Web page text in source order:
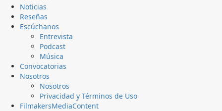
Noticias
Reseñas
Escúchanos
Entrevista
Podcast
Música
Convocatorias
Nosotros
Nosotros
Privacidad y Términos de Uso
FilmakersMediaContent